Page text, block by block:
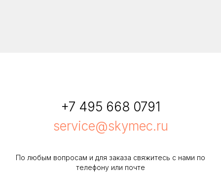
+7 495 668 0791
service@skymec.ru
По любым вопросам и для заказа свяжитесь с нами по
телефону или почте